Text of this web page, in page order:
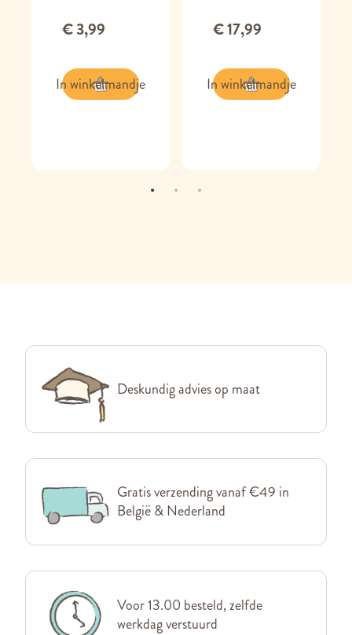
€ 3,99
In winkelmandje
€ 17,99
In winkelmandje
Deskundig advies op maat
Gratis verzending vanaf €49 in
België & Nederland
Voor 13.00 besteld, zelfde
werkdag verstuurd